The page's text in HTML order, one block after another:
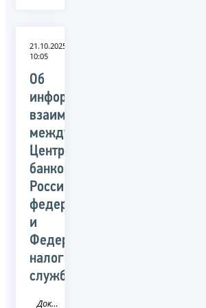
21.10.2025
10:05
Об
информационном
взаимодействии
между
Центральным
банком
Российской
федерации
и
Федеральной
налоговой
службой
Документ